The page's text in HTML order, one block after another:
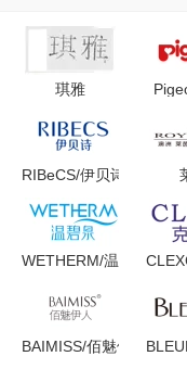
琪雅
RIBeCS/伊贝诗
WETHERM/温碧泉
BAIMISS/佰魅伊人